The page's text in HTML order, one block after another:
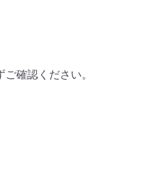
確認ください。